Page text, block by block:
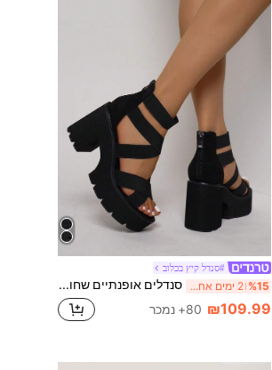
#סנדל קיץ בכלוב
%15 2 ימים אחרונים סנדלים אופנתיים שחורים בסגנון רטרו רומי עם עקב עבה וסוליה עבה לחופשה, אופנתיים לנשים, תלבושות אביב-קיץ
₪109.99 80+ נמכר